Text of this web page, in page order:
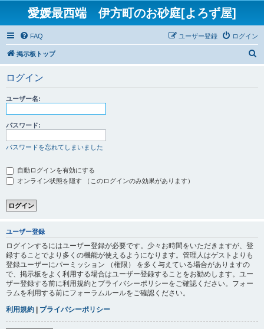
愛媛最西端 伊方町のお砂庭[よろず屋]
FAQ ログイン
ユーザー登録
掲示板トップ
ログイン
ユーザー名:
パスワード:
パスワードを忘れてしまいました
自動ログインを有効にする
オンライン状態を隠す （このログインのみ効果があります）
ユーザー登録
ログインするにはユーザー登録が必要です。少々お時間をいただきますが、登
録することでより多くの機能が使えるようになります。管理人はゲストよりも
登録ユーザーにパーミッション （権限） を多く与えている場合がありますの
で、掲示板をよく利用する場合はユーザー登録することをお勧めします。ユー
ザー登録する前に利用規約とプライバシーポリシーをご確認ください。フォー
ラムを利用する前にフォーラムルールをご確認ください。
利用規約 | プライバシーポリシー